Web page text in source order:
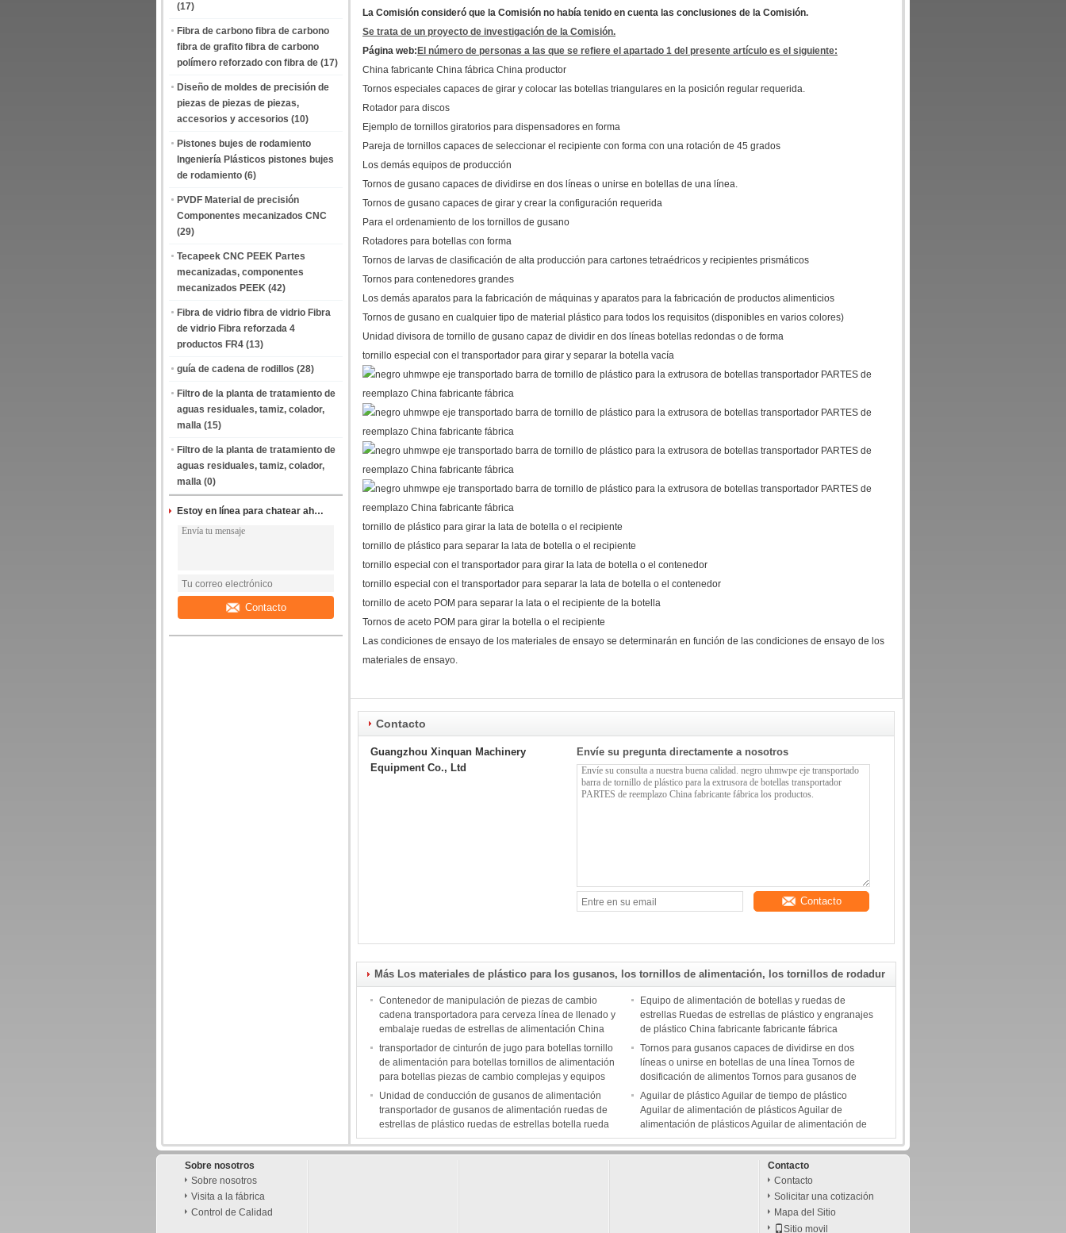
(17)
Fibra de carbono fibra de carbono
fibra de grafito fibra de carbono
polímero reforzado con fibra de (17)
Diseño de moldes de precisión de
piezas de piezas de piezas,
accesorios y accesorios (10)
Pistones bujes de rodamiento
Ingeniería Plásticos pistones bujes
de rodamiento (6)
PVDF Material de precisión
Componentes mecanizados CNC
(29)
Tecapeek CNC PEEK Partes
mecanizadas, componentes
mecanizados PEEK (42)
Fibra de vidrio fibra de vidrio Fibra
de vidrio Fibra reforzada 4
productos FR4 (13)
guía de cadena de rodillos (28)
Filtro de la planta de tratamiento de
aguas residuales, tamiz, colador,
malla (15)
Filtro de la planta de tratamiento de
aguas residuales, tamiz, colador,
malla (0)
Estoy en línea para chatear ahora
Contacto
La Comisión consideró que la Comisión no había tenido en cuenta las conclusiones de la Comisión.
Se trata de un proyecto de investigación de la Comisión.
Página web: El número de personas a las que se refiere el apartado 1 del presente artículo es el siguiente:
China fabricante China fábrica China productor
Tornos especiales capaces de girar y colocar las botellas triangulares en la posición regular requerida.
Rotador para discos
Ejemplo de tornillos giratorios para dispensadores en forma
Pareja de tornillos capaces de seleccionar el recipiente con forma con una rotación de 45 grados
Los demás equipos de producción
Tornos de gusano capaces de dividirse en dos líneas o unirse en botellas de una línea.
Tornos de gusano capaces de girar y crear la configuración requerida
Para el ordenamiento de los tornillos de gusano
Rotadores para botellas con forma
Tornos de larvas de clasificación de alta producción para cartones tetraédricos y recipientes prismáticos
Tornos para contenedores grandes
Los demás aparatos para la fabricación de máquinas y aparatos para la fabricación de productos alimenticios
Tornos de gusano en cualquier tipo de material plástico para todos los requisitos (disponibles en varios colores)
Unidad divisora de tornillo de gusano capaz de dividir en dos líneas botellas redondas o de forma
tornillo especial con el transportador para girar y separar la botella vacía
tornillo de plástico para girar la lata de botella o el recipiente
tornillo de plástico para separar la lata de botella o el recipiente
tornillo especial con el transportador para girar la lata de botella o el contenedor
tornillo especial con el transportador para separar la lata de botella o el contenedor
tornillo de aceto POM para separar la lata o el recipiente de la botella
Tornos de aceto POM para girar la botella o el recipiente
Las condiciones de ensayo de los materiales de ensayo se determinarán en función de las condiciones de ensayo de los
materiales de ensayo.
Contacto
Guangzhou Xinquan Machinery
Equipment Co., Ltd
Envíe su pregunta directamente a nosotros
Contacto
Más Los materiales de plástico para los gusanos, los tornillos de alimentación, los tornillos de rodadur
Contenedor de manipulación de piezas de cambio
cadena transportadora para cerveza línea de llenado y
embalaje ruedas de estrellas de alimentación China
fabricante
Equipo de alimentación de botellas y ruedas de
estrellas Ruedas de estrellas de plástico y engranajes
de plástico China fabricante fabricante fábrica
transportador de cinturón de jugo para botellas tornillo
de alimentación para botellas tornillos de alimentación
para botellas piezas de cambio complejas y equipos
de alimentación para botellas fabricante
Tornos para gusanos capaces de dividirse en dos
líneas o unirse en botellas de una línea Tornos de
dosificación de alimentos Tornos para gusanos de
clasificación
Unidad de conducción de gusanos de alimentación
transportador de gusanos de alimentación ruedas de
estrellas de plástico ruedas de estrellas botella rueda
de estrellas
Aguilar de plástico Aguilar de tiempo de plástico
Aguilar de alimentación de plásticos Aguilar de
alimentación de plásticos Aguilar de alimentación de
alimentos
Sobre nosotros
Sobre nosotros
Visita a la fábrica
Control de Calidad
Contacto
Contacto
Solicitar una cotización
Mapa del Sitio
Sitio movil